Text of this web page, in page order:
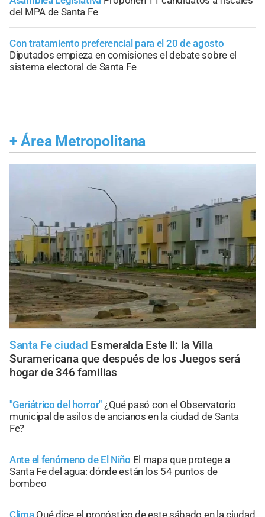
del MPA de Santa Fe
Con tratamiento preferencial para el 20 de agosto
Diputados empieza en comisiones el debate sobre el
sistema electoral de Santa Fe
+ Área Metropolitana
Santa Fe ciudad Esmeralda Este II: la Villa
Suramericana que después de los Juegos será
hogar de 346 familias
"Geriátrico del horror" ¿Qué pasó con el Observatorio
municipal de asilos de ancianos en la ciudad de Santa
Fe?
Ante el fenómeno de El Niño El mapa que protege a
Santa Fe del agua: dónde están los 54 puntos de
bombeo
Clima Qué dice el pronóstico de este sábado en la ciudad